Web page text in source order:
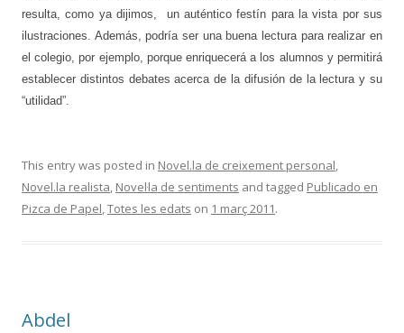
resulta, como ya dijimos,
un auténtico festín para la vista por sus
ilustraciones. Además, podría ser una buena lectura para realizar en
el colegio, por ejemplo, porque enriquecerá a los alumnos y permitirá
establecer distintos debates acerca de la difusión de la lectura y su
“utilidad”.
This entry was posted in Novel.la de creixement personal,
Novel.la realista, Novel·la de sentiments and tagged Publicado en
Pizca de Papel,Totes les edats on 1 març 2011.
Abdel